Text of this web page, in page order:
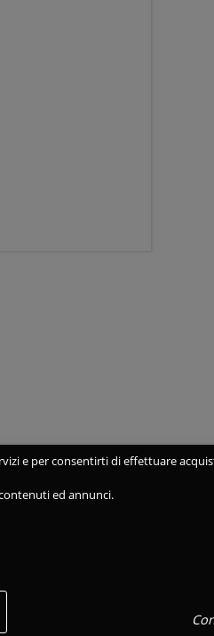
e per consentirti di effettuare
ed annunci.